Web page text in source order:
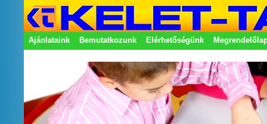
Ajánlataink Bemutatkozunk Elérhetőségünk